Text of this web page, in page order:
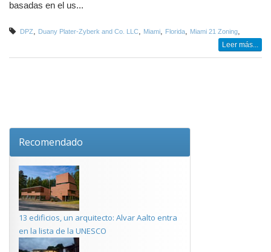
basadas en el us...
DPZ, Duany Plater-Zyberk and Co. LLC, Miami, Florida, Miami 21 Zoning,
Leer más...
Recomendado
13 edificios, un arquitecto: Alvar Aalto entra
en la lista de la UNESCO